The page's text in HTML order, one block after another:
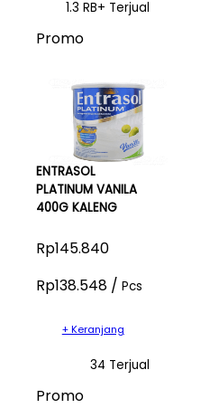
1.3 RB+ Terjual
Promo
ENTRASOL
PLATINUM VANILA
400G KALENG
Rp145.840
Rp138.548 / Pcs
+ Keranjang
34 Terjual
Promo